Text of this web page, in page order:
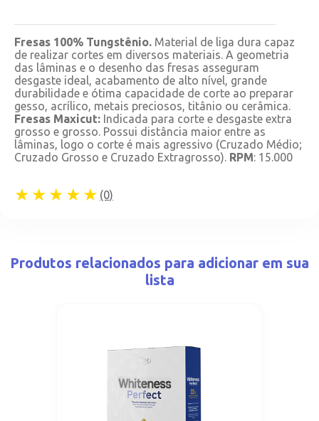
Fresas 100% Tungstênio. Material de liga dura capaz
de realizar cortes em diversos materiais. A geometria
das lâminas e o desenho das fresas asseguram
desgaste ideal, acabamento de alto nível, grande
durabilidade e ótima capacidade de corte ao preparar
gesso, acrílico, metais preciosos, titânio ou cerâmica.
Fresas Maxicut: Indicada para corte e desgaste extra
grosso e grosso. Possui distância maior entre as
lâminas, logo o corte é mais agressivo (Cruzado Médio;
Cruzado Grosso e Cruzado Extragrosso). RPM: 15.000
★★★★★ (0)
Produtos relacionados para adicionar em sua
lista